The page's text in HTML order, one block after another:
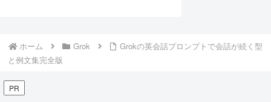
ホーム Grok
Grokの英会話プロンプトで会話が続く型
と例文集完全版
PR